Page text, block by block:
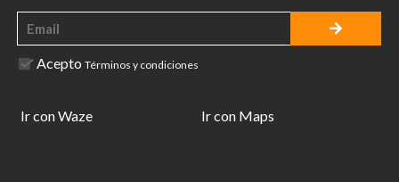
Acepto Términos y condiciones
Ir con Waze Ir con Maps